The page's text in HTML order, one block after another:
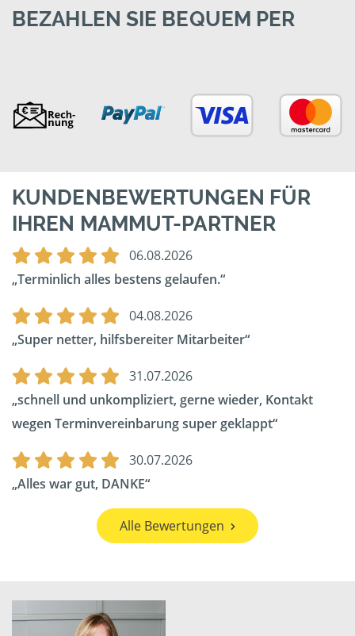
BEZAHLEN SIE BEQUEM PER
KUNDENBEWERTUNGEN FÜR
IHREN MAMMUT-PARTNER
06.08.2026
Terminlich alles bestens gelaufen.
04.08.2026
Super netter, hilfsbereiter Mitarbeiter
31.07.2026
schnell und unkompliziert, gerne wieder, Kontakt
wegen Terminvereinbarung super geklappt
30.07.2026
Alles war gut, DANKE
Alle Bewertungen